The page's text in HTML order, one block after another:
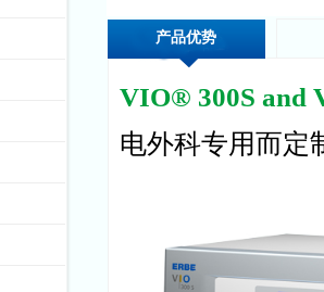
产品优势
VIO® 300S and
电外科专用而定